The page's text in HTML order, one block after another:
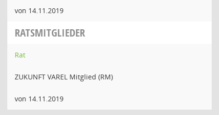
von 14.11.2019
RATSMITGLIEDER
Rat
ZUKUNFT VAREL Mitglied (RM)
von 14.11.2019